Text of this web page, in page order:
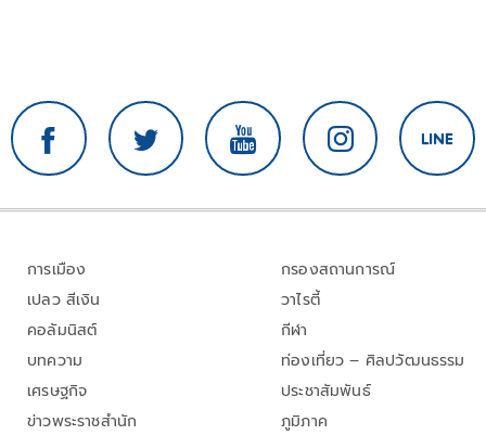
การเมือง
เปลว สีเงิน
คอลัมนิสต์
บทความ
เศรษฐกิจ
ข่าวพระราชสำนัก
กรองสถานการณ์
วาไรตี้
กีฬา
ท่องเที่ยว – ศิลปวัฒนธรรม
ประชาสัมพันธ์
ภูมิภาค